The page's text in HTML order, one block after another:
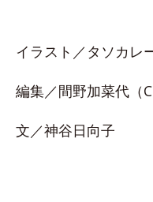
イラスト／タソカレ
編集／間野加菜代（
文／神谷日向子